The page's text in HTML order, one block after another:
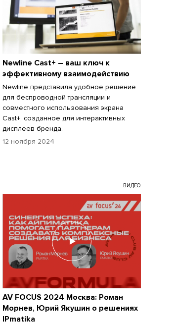
Newline Cast+ – ваш ключ к
эффективному взаимодействию
Newline представила удобное решение
для беспроводной трансляции и
совместного использования экрана
Cast+, созданное для интерактивных
дисплеев бренда.
12 ноября 2024
ВИДЕО
AV FOCUS 2024 Москва: Роман
Морнев, Юрий Якушин о решениях
IPmatika